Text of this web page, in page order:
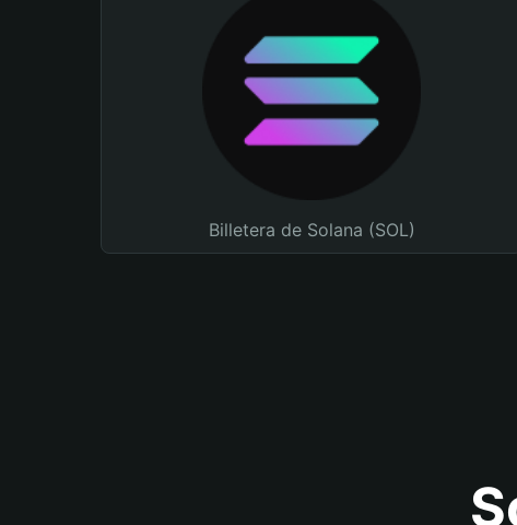
Billetera de Solana (SOL)